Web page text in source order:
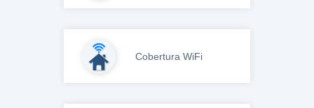
Cobertura WiFi